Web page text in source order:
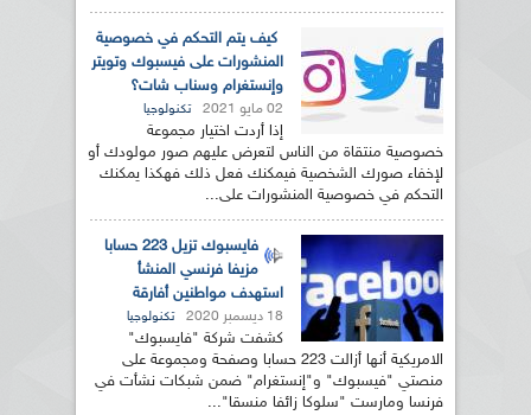
كيف يتم التحكم في خصوصية
المنشورات على فيسبوك وتويتر
وإنستغرام وسناب شات؟
02 مايو 2021 تكنولوجيا
إذا أردت اختيار مجموعة
خصوصية منتقاة من الناس لتعرض عليهم صور مولودك أو
لإخفاء صورك الشخصية فيمكنك فعل ذلك فهكذا يمكنك
التحكم في خصوصية المنشورات على...
فايسبوك تزيل 223 حسابا
مزيفا فرنسي المنشأ
استهدف مواطنين أفارقة
18 ديسمبر 2020 تكنولوجيا
كشفت شركة "فايسبوك"
الامريكية أنها أزالت 223 حسابا وصفحة ومجموعة على
منصتي "فيسبوك" و"إنستغرام" ضمن شبكات نشأت في
فرنسا ومارست "سلوكا زائفا منسقا"...